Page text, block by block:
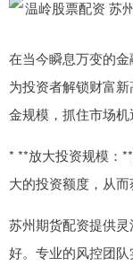
在当今瞬息万变的
为投资者解锁财富
金规模，抓住市场机
* **放大投资规模：
大的投资额度，从而
苏州期货配资提供
好。专业的风控团